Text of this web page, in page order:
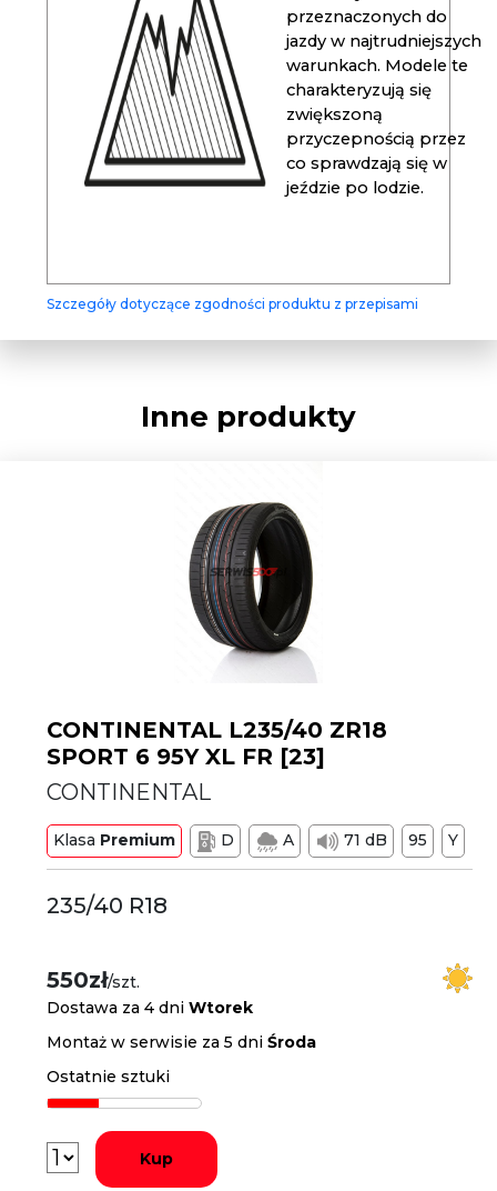
przeznaczonych do
jazdy w najtrudniejszych
warunkach. Modele te
charakteryzują się
zwiększoną
przyczepnością przez
co sprawdzają się w
jeździe po lodzie.
Szczegóły dotyczące zgodności produktu z przepisami
Inne produkty
CONTINENTAL L235/40 ZR18
SPORT 6 95Y XL FR [23]
CONTINENTAL
Klasa Premium D A 71 dB 95 Y
235/40 R18
550zł/szt.
Dostawa za 4 dniWtorek
Montaż w serwisie za 5 dniŚroda
Ostatnie sztuki
Kup